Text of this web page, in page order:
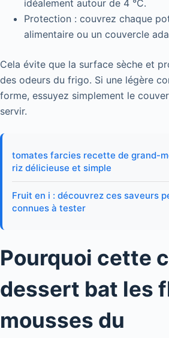
idéalement autour de 4 °C.
Protection : couvrez chaque
alimentaire ou un couvercle
Cela évite que la surface sèche et
des odeurs du frigo. Si une légère
forme, essuyez simplement le
servir.
tomates farcies recette de grand-
riz délicieuse et simple
Fruit en i : découvrez ces saveurs
connues à tester
Pourquoi cette
dessert bat les
mousses du